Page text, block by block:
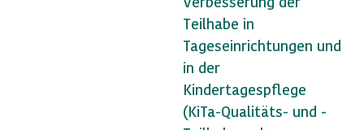
Teilhabe in
Tageseinrichtungen und
in der
Kindertagespflege
(KiTa-Qualitäts- und -